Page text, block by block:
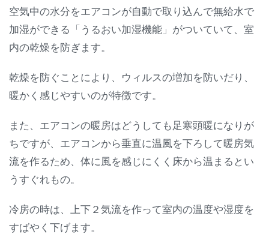
空気中の水分をエアコンが自動で取り込んで無給水で
加湿ができる「うるおい加湿機能」がついていて、室
内の乾燥を防ぎます。
乾燥を防ぐことにより、ウィルスの増加を防いだり、
暖かく感じやすいのが特徴です。
また、エアコンの暖房はどうしても足寒頭暖になりが
ちですが、エアコンから垂直に温風を下ろして暖房気
流を作るため、体に風を感じにくく床から温まるとい
うすぐれもの。
冷房の時は、上下２気流を作って室内の温度や湿度を
すばやく下げます。